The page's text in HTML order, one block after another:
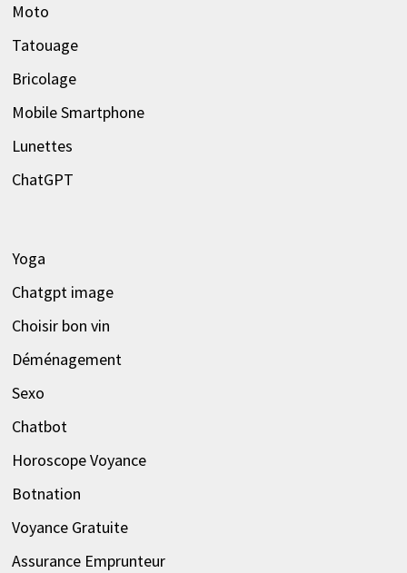
Moto
Tatouage
Bricolage
Mobile Smartphone
Lunettes
ChatGPT
Yoga
Chatgpt image
Choisir bon vin
Déménagement
Sexo
Chatbot
Horoscope Voyance
Botnation
Voyance Gratuite
Assurance Emprunteur